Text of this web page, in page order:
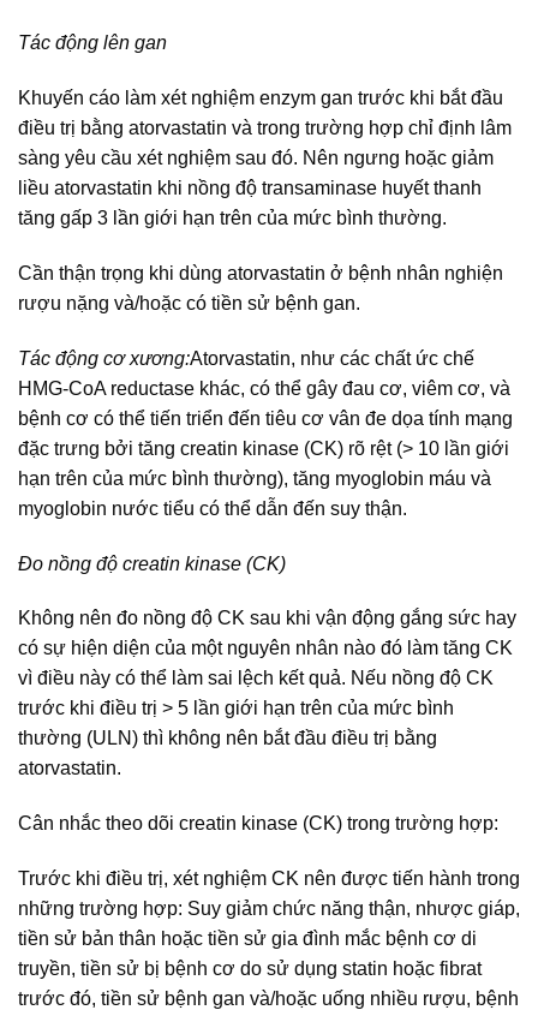
Tác động lên gan
Khuyến cáo làm xét nghiệm enzym gan trước khi bắt đầu
điều trị bằng atorvastatin và trong trường hợp chỉ định lâm
sàng yêu cầu xét nghiệm sau đó. Nên ngưng hoặc giảm
liều atorvastatin khi nồng độ transaminase huyết thanh
tăng gấp 3 lần giới hạn trên của mức bình thường.
Cần thận trọng khi dùng atorvastatin ở bệnh nhân nghiện
rượu nặng và/hoặc có tiền sử bệnh gan.
Tác động cơ xương:Atorvastatin, như các chất ức chế
HMG-CoA reductase khác, có thể gây đau cơ, viêm cơ, và
bệnh cơ có thể tiến triển đến tiêu cơ vân đe dọa tính mạng
đặc trưng bởi tăng creatin kinase (CK) rõ rệt (> 10 lần giới
hạn trên của mức bình thường), tăng myoglobin máu và
myoglobin nước tiểu có thể dẫn đến suy thận.
Đo nồng độ creatin kinase (CK)
Không nên đo nồng độ CK sau khi vận động gắng sức hay
có sự hiện diện của một nguyên nhân nào đó làm tăng CK
vì điều này có thể làm sai lệch kết quả. Nếu nồng độ CK
trước khi điều trị > 5 lần giới hạn trên của mức bình
thường (ULN) thì không nên bắt đầu điều trị bằng
atorvastatin.
Cân nhắc theo dõi creatin kinase (CK) trong trường hợp:
Trước khi điều trị, xét nghiệm CK nên được tiến hành trong
những trường hợp: Suy giảm chức năng thận, nhược giáp,
tiền sử bản thân hoặc tiền sử gia đình mắc bệnh cơ di
truyền, tiền sử bị bệnh cơ do sử dụng statin hoặc fibrat
trước đó, tiền sử bệnh gan và/hoặc uống nhiều rượu, bệnh